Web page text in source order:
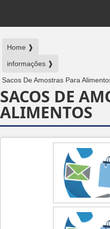
Home ❱
informações ❱
Sacos De Amostras Para
SACOS DE
ALIMENTOS